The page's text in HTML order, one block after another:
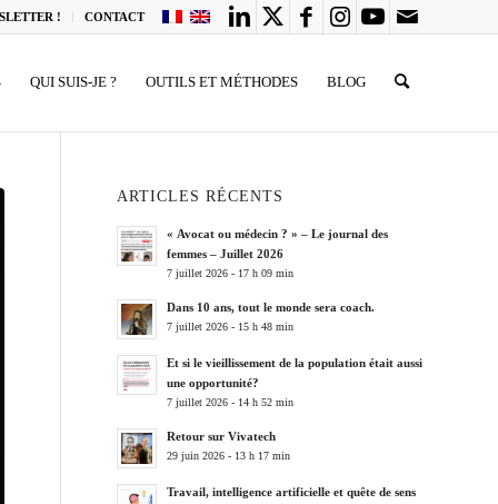
! CONTACT
QUI SUIS-JE ? OUTILS ET MÉTHODES BLOG
ARTICLES RÉCENTS
« Avocat ou médecin ? » – Le journal des
femmes – Juillet 2026
7 juillet 2026 - 17 h 09 min
Dans 10 ans, tout le monde sera coach.
7 juillet 2026 - 15 h 48 min
Et si le vieillissement de la population était aussi
une opportunité?
7 juillet 2026 - 14 h 52 min
Retour sur Vivatech
29 juin 2026 - 13 h 17 min
Travail, intelligence artificielle et quête de sens